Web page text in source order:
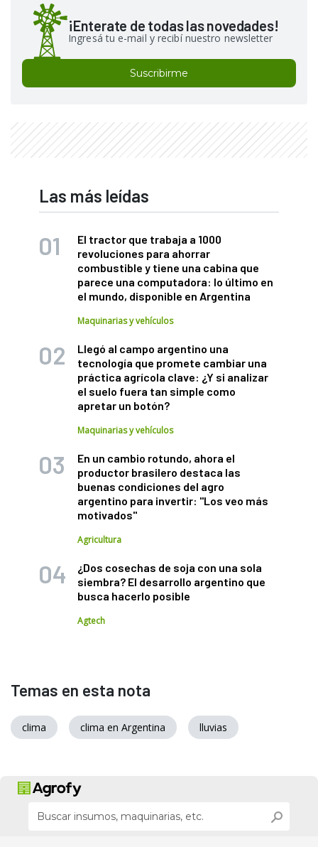
¡Enterate de todas las novedades!
Ingresá tu e-mail y recibí nuestro newsletter
Suscribirme
Las más leídas
El tractor que trabaja a 1000
revoluciones para ahorrar
combustible y tiene una cabina que
parece una computadora: lo último en
el mundo, disponible en Argentina
Maquinarias y vehículos
Llegó al campo argentino una
tecnología que promete cambiar una
práctica agrícola clave: ¿Y si analizar
el suelo fuera tan simple como
apretar un botón?
Maquinarias y vehículos
En un cambio rotundo, ahora el
productor brasilero destaca las
buenas condiciones del agro
argentino para invertir: "Los veo más
motivados"
Agricultura
¿Dos cosechas de soja con una sola
siembra? El desarrollo argentino que
busca hacerlo posible
Agtech
Temas en esta nota
clima clima en Argentina lluvias